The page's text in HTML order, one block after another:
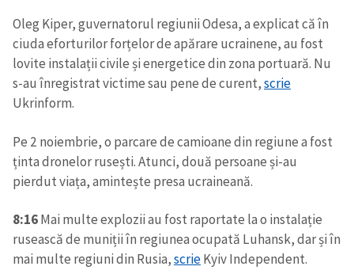
Oleg Kiper, guvernatorul regiunii Odesa, a explicat că în
ciuda eforturilor forțelor de apărare ucrainene, au fost
lovite instalații civile și energetice din zona portuară. Nu
s-au înregistrat victime sau pene de curent,scrie
Ukrinform.
Pe 2 noiembrie, o parcare de camioane din regiune a fost
ținta dronelor rusești. Atunci, două persoane și-au
pierdut viața, amintește presa ucraineană.
8:16Mai multe explozii au fost raportate la o instalație
rusească de muniții în regiunea ocupată Luhansk, dar și în
mai multe regiuni din Rusia,scrieKyiv Independent.